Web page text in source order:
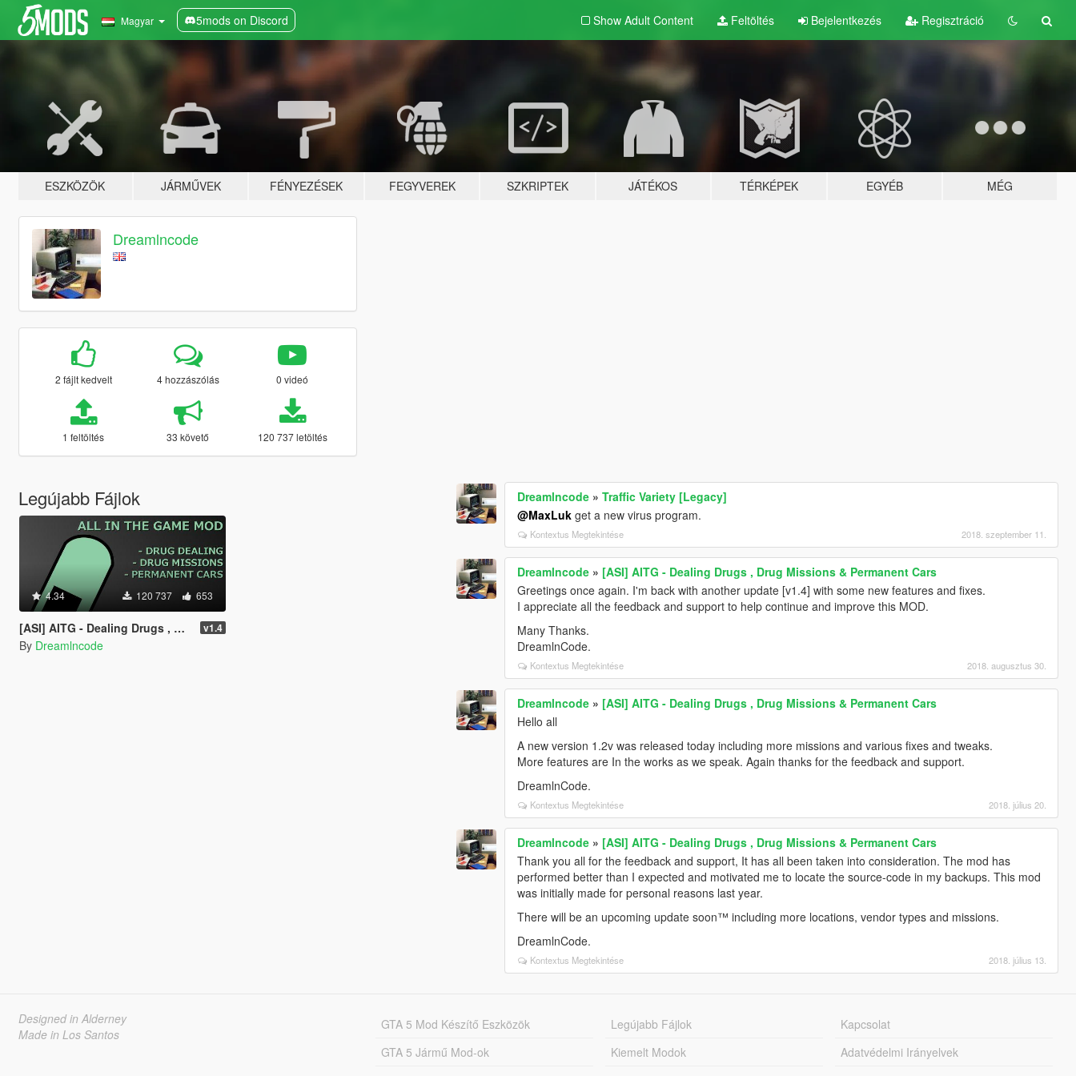
Magyar 5mods on Discord Show Adult Content Feltöltés Bejelentkezés Regisztráció
ESZKÖZÖK JÁRMŰVEK FÉNYEZÉSEK FEGYVEREK SZKRIPTEK JÁTÉKOS TÉRKÉPEK EGYÉB MÉG
Dreamlncode
2 fájlt kedvelt 4 hozzászólás 0 videó
1 feltöltés 33 követő 120 737 letöltés
Legújabb Fájlok
4.34 120 737 653
[ASI] AITG - Dealing Drugs , Drug Missions & Permanent Cars v1.4
By Dreamlncode
Dreamlncode »Traffic Variety [Legacy]
@MaxLuk get a new virus program.
Kontextus Megtekintése 2018. szeptember 11.
Dreamlncode » [ASI] AITG - Dealing Drugs , Drug Missions & Permanent Cars
Greetings once again. I'm back with another update [v1.4] with some new features and fixes.
I appreciate all the feedback and support to help continue and improve this MOD.
Many Thanks.
DreamlnCode.
Kontextus Megtekintése 2018. augusztus 30.
Dreamlncode » [ASI] AITG - Dealing Drugs , Drug Missions & Permanent Cars
Hello all
A new version 1.2v was released today including more missions and various fixes and tweaks.
More features are In the works as we speak. Again thanks for the feedback and support.
DreamlnCode.
Kontextus Megtekintése 2018. július 20.
Dreamlncode » [ASI] AITG - Dealing Drugs , Drug Missions & Permanent Cars
Thank you all for the feedback and support, It has all been taken into consideration. The mod has
performed better than I expected and motivated me to locate the source-code in my backups. This mod
was initially made for personal reasons last year.
There will be an upcoming update soon™ including more locations, vendor types and missions.
DreamlnCode.
Kontextus Megtekintése 2018. július 13.
Designed in Alderney
Made in Los Santos
GTA 5 Mod Készítő Eszközök
GTA 5 Jármű Mod-ok
Legújabb Fájlok
Kiemelt Modok
Kapcsolat
Adatvédelmi Irányelvek